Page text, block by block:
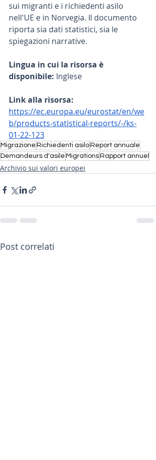
sui migranti e i richiedenti asilo
nell'UE e in Norvegia. Il documento
riporta sia dati statistici, sia le
spiegazioni narrative.
Lingua in cui la risorsa è
disponibile: Inglese
Link alla risorsa:
https://ec.europa.eu/eurostat/en/we
b/products-statistical-reports/-/ks-
01-22-123
Migrazione Richiedenti asilo Report annuale
Demandeurs d'asile Migrations Rapport annuel
Archivio sui valori europei
Post correlati